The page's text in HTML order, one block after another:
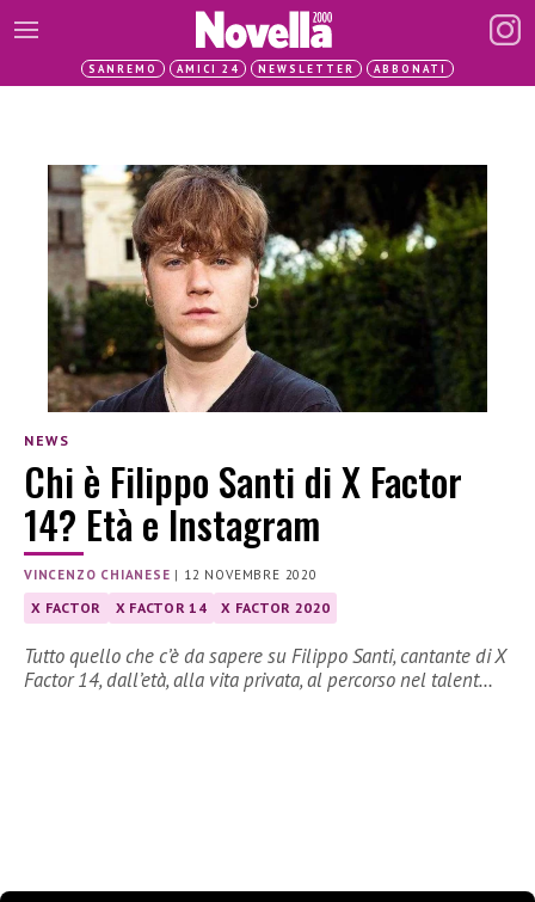
SANREMO AMICI 24 NEWSLETTER ABBONATI
NEWS
Chi è Filippo Santi di X Factor
14? Età e Instagram
VINCENZO CHIANESE | 12 NOVEMBRE 2020
X FACTOR X FACTOR 14 X FACTOR 2020
Tutto quello che c’è da sapere su Filippo Santi, cantante di X
Factor 14, dall’età, alla vita privata, al percorso nel talent…